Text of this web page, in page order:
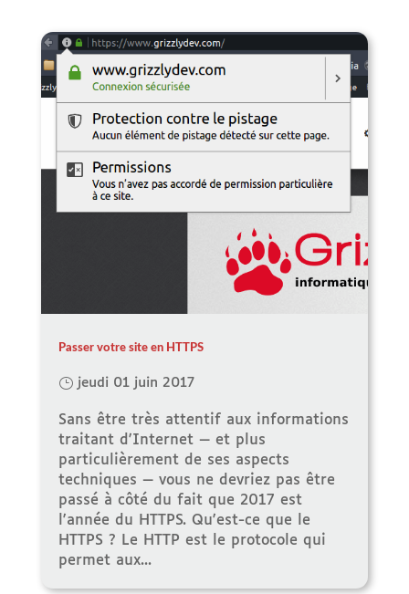
Passer votre site en HTTPS
jeudi 01 juin 2017
Sans être très attentif aux informations
traitant d'Internet — et plus
particulièrement de ses aspects
techniques — vous ne devriez pas être
passé à côté du fait que 2017 est
l'année du HTTPS. Qu'est-ce que le
HTTPS ? Le HTTP est le protocole qui
permet aux...